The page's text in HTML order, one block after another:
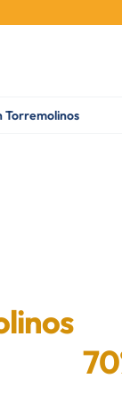
Torremolinos
—